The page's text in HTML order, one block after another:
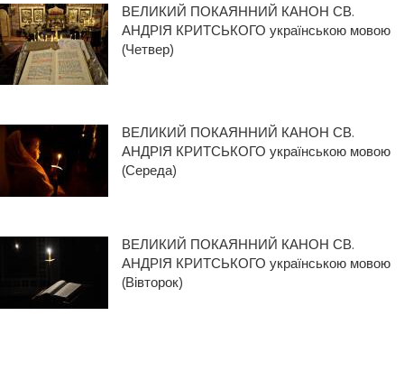
ВЕЛИКИЙ ПОКАЯННИЙ КАНОН СВ.
АНДРІЯ КРИТСЬКОГО українською мовою
(Четвер)
ВЕЛИКИЙ ПОКАЯННИЙ КАНОН СВ.
АНДРІЯ КРИТСЬКОГО українською мовою
(Середа)
ВЕЛИКИЙ ПОКАЯННИЙ КАНОН СВ.
АНДРІЯ КРИТСЬКОГО українською мовою
(Вівторок)